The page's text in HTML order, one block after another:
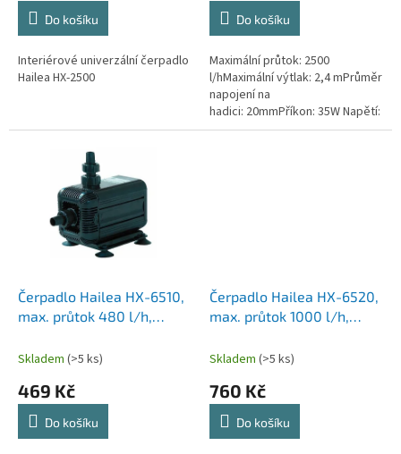
Do košíku
Interiérové univerzální čerpadlo
Hailea HX-2500
Do košíku
Maximální průtok: 2500
l/hMaximální výtlak: 2,4 mPrůměr
napojení na
hadici: 20mmPříkon: 35W Napětí:
Čerpadlo Hailea HX-6510,
max. průtok 480 l/h,
Skladem (>5 ks)
469 Kč
Do košíku
Čerpadlo Hailea HX-6520,
max. průtok 1000 l/h,
Skladem (>5 ks)
760 Kč
Do košíku